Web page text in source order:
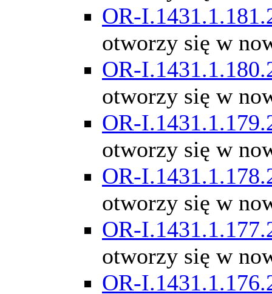
OR-
otworzy się w
OR-
otworzy się w
OR-
otworzy się w
OR-
otworzy się w
OR-
otworzy się w
OR-